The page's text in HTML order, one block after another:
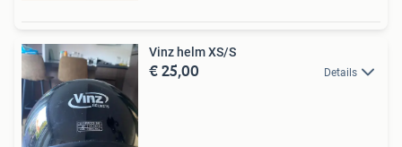
Vinz helm XS/S
€ 25,00 Details